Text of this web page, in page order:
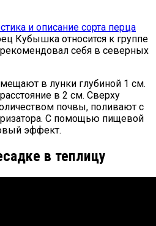
и описание сорта перца
Кубышка относится к группе
себя в северных
в лунки глубиной 1 см.
в 2 см. Сверху
почвы, поливают с
С помощью пищевой
эффект.
в теплицу